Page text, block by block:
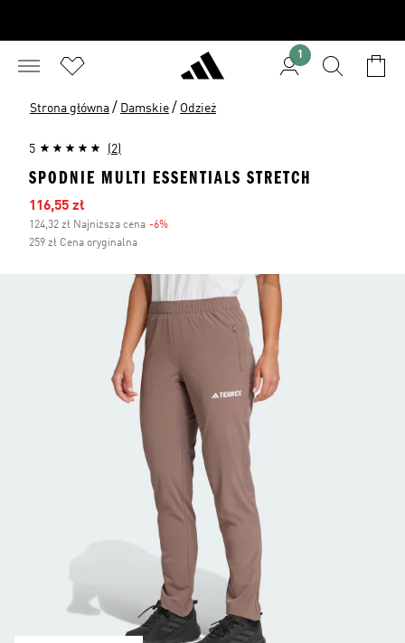
1
Strona główna / Damskie / Odzież
5 (2)
SPODNIE MULTI ESSENTIALS STRETCH
Ceny na wyprzedaży
116,55 zł
124,32 zł Najniższa cena -6%
259 zł Cena oryginalna